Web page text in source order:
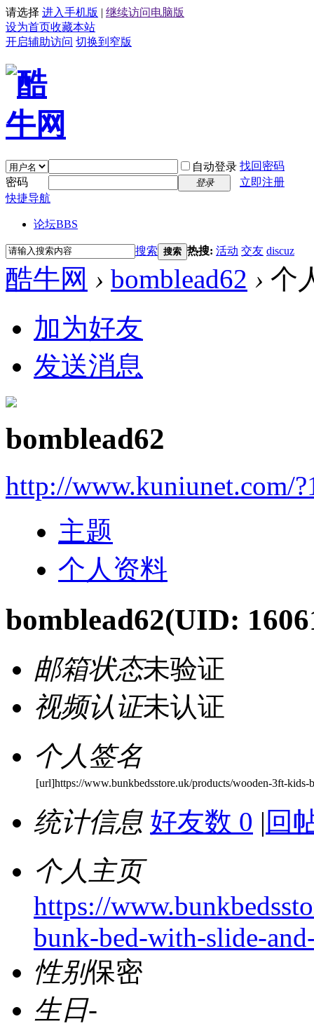
请选择 进入手机版 | 继续访问电脑版
设为首页收藏本站
开启辅助访问 切换到窄版
自动登录 找回密码
密码
登录
立即注册
快捷导航
论坛BBS
搜索 搜索 热搜: 活动 交友 discuz
酷牛网 › bomblead62 › 个
加为好友
发送消息
bomblead62
http://www.kuniunet.com/
主题
个人资料
bomblead62(UID:
邮箱状态未验证
视频认证未认证
个人签名
[url]https://www.bunkbedsstore.uk/products/wooden-3ft-kids-
统计信息 好友数 0 | 回
个人主页
https://
bunk-bed-with-slide-
性别保密
生日-